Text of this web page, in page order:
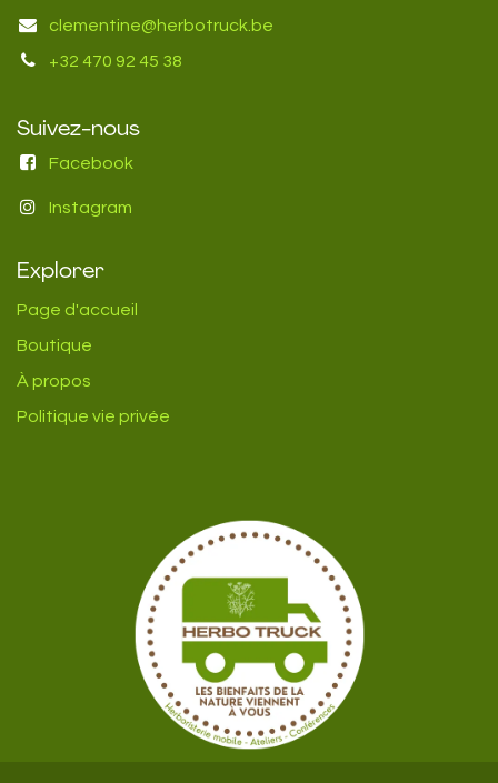
clementine@herbotruck.be
+32 470 92 45 38
Suivez-nous
Facebook
Instagram
Explorer
Page d'accueil
Boutique
À propos
Politique vie privée